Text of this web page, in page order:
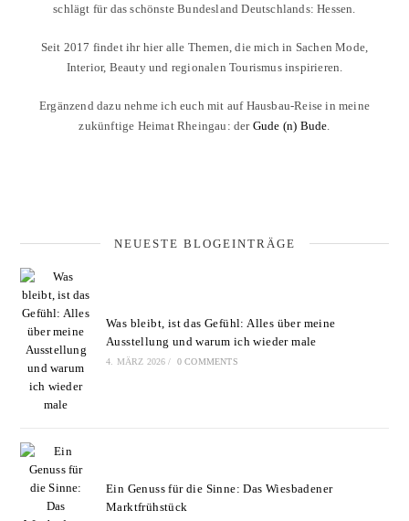
schlägt für das schönste Bundesland Deutschlands: Hessen.
Seit 2017 findet ihr hier alle Themen, die mich in Sachen Mode,
Interior, Beauty und regionalen Tourismus inspirieren.
Ergänzend dazu nehme ich euch mit auf Hausbau-Reise in meine
zukünftige Heimat Rheingau: der Gude (n) Bude
NEUESTE BLOGEINTRÄGE
Was bleibt, ist das Gefühl: Alles über meine
Ausstellung und warum ich wieder male
4. MÄRZ 2026 / 0 COMMENTS
Ein Genuss für die Sinne: Das Wiesbadener
Marktfrühstück